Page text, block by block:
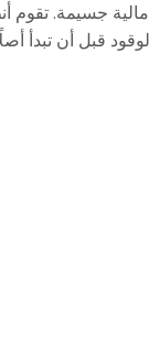
قبل أن تبدأ